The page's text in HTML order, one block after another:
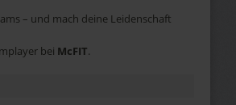
– und mach deine Leidenschaft
bei McFIT.